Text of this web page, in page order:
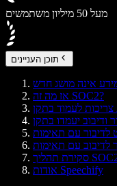
מעל 50 מיליון משתמשים
תוכן העניינים
אינה מושג חדש
אז מה זה SOC2?
אודות Speechify